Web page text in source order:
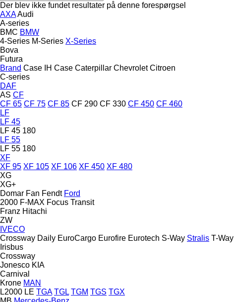
Der blev ikke fundet resultater på denne forespørgsel
AXAAudi
A-series
BMC BMW
4-Series M-Series X-Series
Bova
Futura
Brand Case IH Case Caterpillar Chevrolet Citroen
C-series
DAF
AS CF
CF 65 CF 75 CF 85 CF 290 CF 330 CF 450 CF 460
LF
LF 45
LF 45 180
LF 55
LF 55 180
XF
XF 95 XF 105 XF 106 XF 450 XF 480
XG
XG+
Domar Fan Fendt Ford
2000 F-MAX Focus Transit
Franz Hitachi
ZW
IVECO
Crossway Daily EuroCargo Eurofire Eurotech S-Way Stralis T-Way
Irisbus
Crossway
Jonesco KIA
Carnival
Krone MAN
L2000 LE TGA TGL TGM TGS TGX